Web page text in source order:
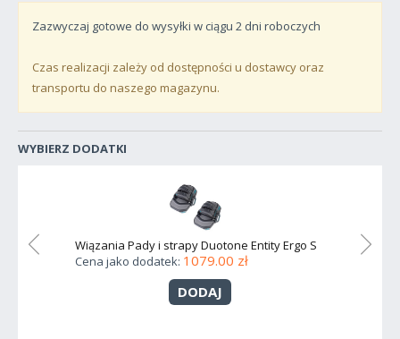
Zazwyczaj gotowe do wysyłki w ciągu 2 dni roboczych
Czas realizacji zależy od dostępności u dostawcy oraz
transportu do naszego magazynu.
WYBIERZ DODATKI
Wiązania Pady i strapy Duotone Entity Ergo S
Cena jako dodatek: 1079.00 zł
DODAJ